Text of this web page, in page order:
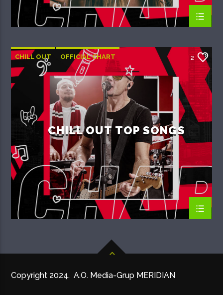
CHILL OUT OFFICIAL CHART
SUMMER CHART
2
CHILL OUT TOP SONGS
Copyright 2024. A.O. Media-Grup MERIDIAN